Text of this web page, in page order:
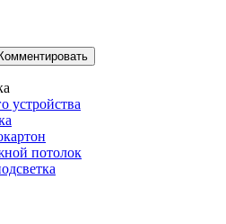
устройства
потолок